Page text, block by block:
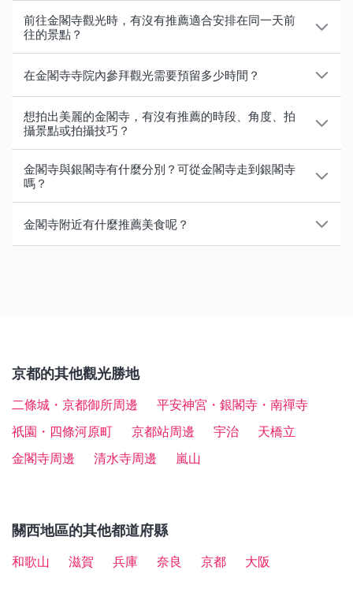
前往金閣寺時最常見的交通工具為巴士。離金閣寺最近
的巴士站為徒步5分鐘距離的「金閣寺道」。從京都站
出發，可搭乘101、205號巴士前往。在賞花季節人潮
眾多而搭不到巴士時，可參考以下距離金閣寺最近車站
及徒步所需時間的資訊。
・嵐電北野白梅町站（徒步約20分鐘）
・JR圓町站（徒步約35分鐘）
・京都市營地下鐵鞍馬口站（徒步約40分鐘）
若想縮短步行時間，可從京都站搭到地下鐵「北大路
站」後轉乘巴士，無法從京都站乘搭巴士時可參考此交
前往金閣寺觀光時，有沒有推薦適合安排在同一天前
往的景點？
訪寺廟並享受京都自然風光的「嵐山」地區。可考慮將
分配，也能遊覽更多觀光景點。
熱門景點包含渡月橋、天龍寺、野宮神社、竹林小徑、
嵯峨野遊覽小火車、保津川泛舟、嵐山商店街。從嵐山
乘搭電車或巴士到金閣寺約50分鐘。
以下為金閣寺附近的推薦景點：
寺乘搭巴士約11分鐘。
・仁和寺：有包括國寶「金堂」等多處必看重點，從金
閣寺乘坐巴士約12分鐘。
【詳細資訊】
・ 搭上「嵯峨野遊覽小火車」一遊京都嵐山！
在金閣寺寺院內參拜觀光需要預留多少時間？
建議需預留約50～90分鐘，由於參觀路徑固定，無法走
捷徑，再快也至少需要40分鐘，加上人潮擁擠時還需考
慮排隊等候的時間。內部佔地寬廣，在寺院內體驗寫
經、與金光閃閃的舍利殿「金閣」合照、觀望美麗的庭
園，一轉眼時間就過了。金閣寺的開放時間為9:00〜
17:00，安排行程時別忘了多預留一些時間！
【詳細資訊】
想拍出美麗的金閣寺，有沒有推薦的時段、角度、拍
攝景點或拍攝技巧？
最常見的金閣寺拍攝角度就是金色的舍利殿「金閣」倒
映在水池上的畫面。據說在天氣晴朗無風的上午時段，
較容易拍出池面上美麗的「逆金閣」。想拍攝這個角
度，只需通過參拜門即可拍到。
想避開人群的話，建議最好在金閣寺剛開門與即將關門
金閣寺與銀閣寺有什麼分別？可從金閣寺走到銀閣寺
嗎？
自於其內外皆貼滿了金箔，不過銀閣寺則沒有使用任何
乘搭巴士或的士。從金閣寺乘搭巴士到「銀閣寺道」巴
士站下車，徒步約12分鐘即可到達銀閣寺，全程約需50
〜60分鐘。
金閣寺附近有什麼推薦美食呢？
同享用炸天婦羅和美酒。從金閣寺徒步約8分鐘。
絕品。從金閣寺徒步約10分鐘。
・上七軒KUROSUKE（上七軒くろすけ）：利用過去
曾是茶坊的建築，提供有精緻的懷石料理。午餐時段可
前的「衣掛之路」（きぬかけの路）上。從金閣寺徒步
約16分鐘。
京都的其他觀光勝地
二條城・京都御所周邊
平安神宮・銀閣寺・南禪寺
祇園・四條河原町
京都站周邊 宇治
天橋立
金閣寺周邊
清水寺周邊 嵐山
關西地區的其他都道府縣
和歌山 滋賀 兵庫 奈良 京都 大阪